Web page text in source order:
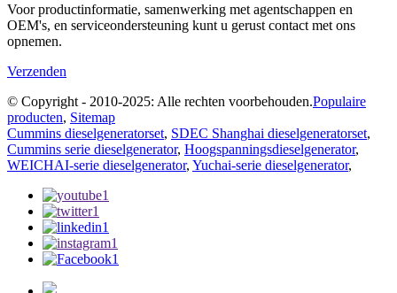
Voor productinformatie, samenwerking met agentschappen en
OEM's, en serviceondersteuning kunt u gerust contact met ons
opnemen.
Verzenden
© Copyright - 2010-2025: Alle rechten voorbehouden.Populaire
producten, Sitemap
Cummins dieselgeneratorset, SDEC Shanghai dieselgeneratorset,
Cummins serie dieselgenerator, Hoogspanningsdieselgenerator,
WEICHAI-serie dieselgenerator, Yuchai-serie dieselgenerator,